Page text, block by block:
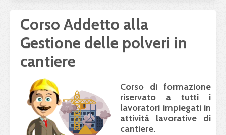
Corso Addetto alla
Gestione delle polveri in
cantiere
Corso di formazione
riservato a tutti i
lavoratori impiegati in
attività lavorative di
cantiere.